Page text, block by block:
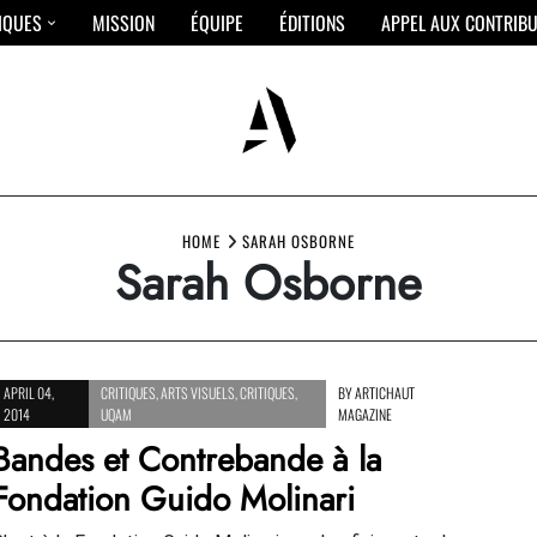
MISSION ÉQUIPE ÉDITIONS APPEL AUX
HOME SARAH OSBORNE
Sarah Osborne
APRIL 04,
2014
CRITIQUES ,ARTS VISUELS ,CRITIQUES
UQAM
BYARTICHAUT
MAGAZINE
et Contrebande à la
Guido Molinari